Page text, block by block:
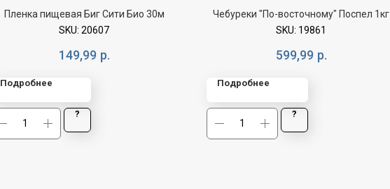
Пленка пищевая Биг Сити Био 30м
SKU: 20607
149,99 р.
Подробнее
?
Чебуреки "По-восточному" Поспел 1кг
SKU: 19861
599,99 р.
Подробнее
?